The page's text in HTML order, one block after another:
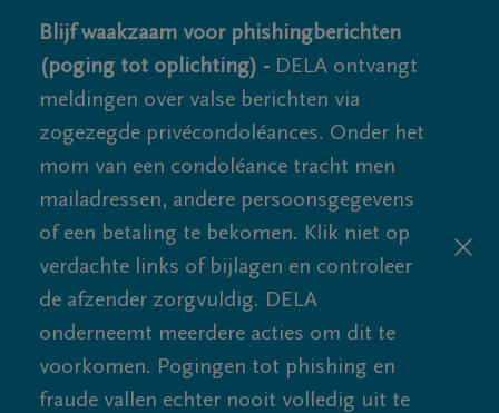
Blijf waakzaam voor phishingberichten
(poging tot oplichting) - DELA ontvangt
meldingen over valse berichten via
zogezegde privécondoléances. Onder het
mom van een condoléance tracht men
mailadressen, andere persoonsgegevens
of een betaling te bekomen. Klik niet op
verdachte links of bijlagen en controleer
de afzender zorgvuldig. DELA
onderneemt meerdere acties om dit te
voorkomen. Pogingen tot phishing en
fraude vallen echter nooit volledig uit te